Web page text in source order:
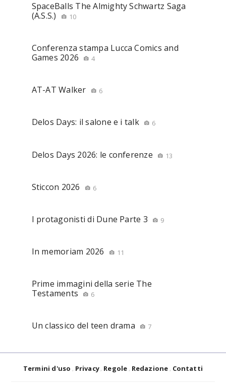
SpaceBalls The Almighty Schwartz Saga
(A.S.S.)
10
Conferenza stampa Lucca Comics and
Games 2026
4
AT-AT Walker 6
Delos Days: il salone e i talk 6
Delos Days 2026: le conferenze 13
Sticcon 2026 6
I protagonisti di Dune Parte 3 9
In memoriam 2026 11
Prime immagini della serie The
Testaments
6
Un classico del teen drama 7
Termini d'uso Privacy Regole Redazione Contatti